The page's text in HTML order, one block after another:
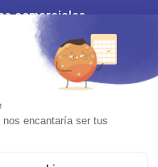
comerciales
(E-commerce)
boletín